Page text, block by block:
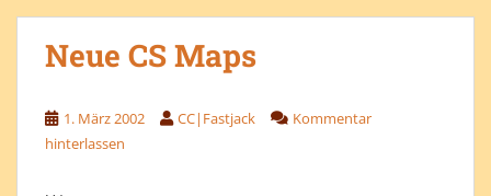
Neue CS Maps
1. März 2002 CC|Fastjack
Kommentar
hinterlassen